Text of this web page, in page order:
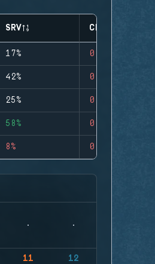
SRV CLUTCHES
17% 0
42% 0
25% 0
58% 0
8% 0
11 12